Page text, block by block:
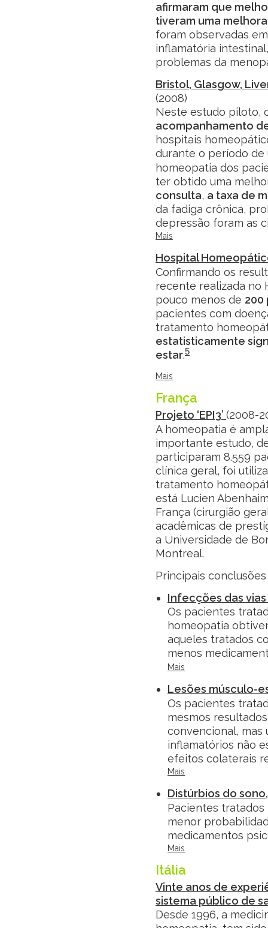
afirmaram que
tiveram uma
foram observadas
inflamatória
problemas da
Bristol, Glasgow,
(2008)
Neste estudo piloto,
acompanhamento
hospitais
durante o período de
homeopatia dos
ter obtido uma
consulta, a taxa de
da fadiga crônica,
depressão foram as
Mais
Hospital
Confirmando os
recente realizada no
pouco menos de 200
pacientes com
tratamento
estatisticamente
estar.5
Mais
França
Projeto ‘EPI3’ (2008-
A homeopatia é
importante estudo,
participaram 8.559
clínica geral, foi
tratamento
está Lucien
França (cirurgião
acadêmicas de
a Universidade de
Montreal.
Principais
Infecções das
Os pacientes
homeopatia
aqueles tratados
menos
Mais
Lesões músculo-
Os pacientes
mesmos
convencional, mas
inflamatórios não
efeitos colaterais
Mais
Distúrbios do
Pacientes
menor
medicamentos
Mais
Itália
Vinte anos de
sistema público de
Desde 1996, a